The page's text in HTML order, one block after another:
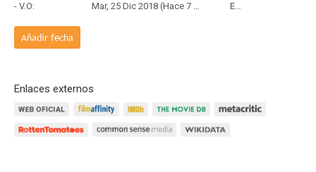
- V.O:
Mar, 25 Dic 2018 (Hace 7 años y 7 meses) Estreno
Añadir fecha
Enlaces externos